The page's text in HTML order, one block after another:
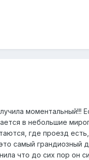
в небольшие
где проезд
самый грандиозный
что до сих пор он